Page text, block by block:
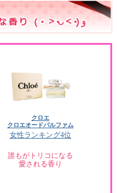
クロエ
クロエオードパルファム
女性ランキング4位
誰もがトリコになる
愛される香り